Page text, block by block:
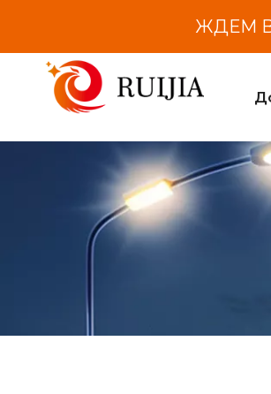
ЖДЕМ